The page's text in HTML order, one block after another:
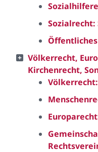
Sozialrecht:
Völkerrecht,
Kirchenrecht,